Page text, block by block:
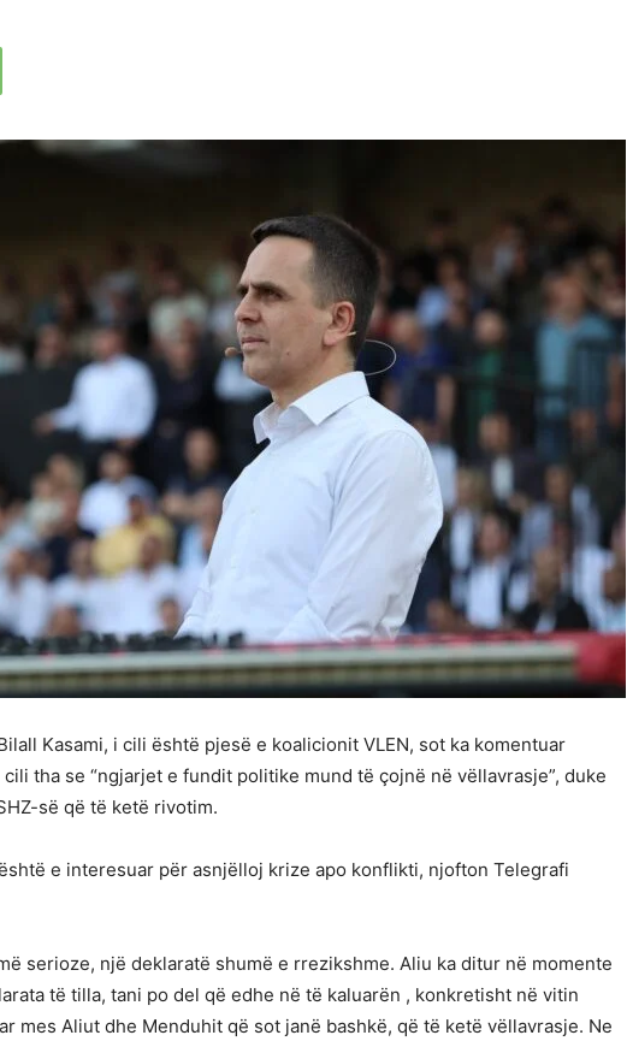
Kasami, i cili është pjesë e koalicionit VLEN, sot ka komentuar
tha se “ngjarjet e fundit politike mund të çojnë në vëllavrasje”, duke
së që të ketë rivotim.
e interesuar për asnjëlloj krize apo konflikti, njofton Telegrafi
serioze, një deklaratë shumë e rrezikshme. Aliu ka ditur në momente
të tilla, tani po del që edhe në të kaluarën , konkretisht në vitin
mes Aliut dhe Menduhit që sot janë bashkë, që të ketë vëllavrasje. Ne